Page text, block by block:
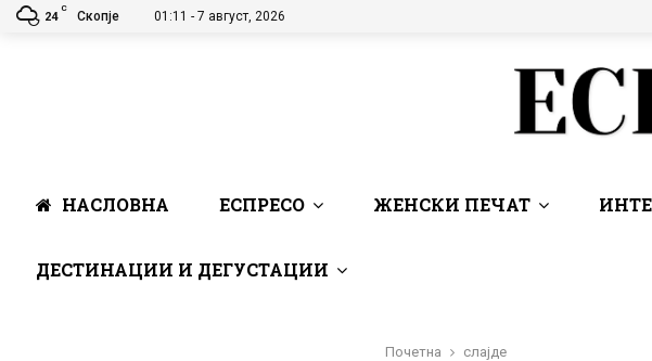
24
C
Скопје 01:11 - 7 август, 2026
НАСЛОВНА ЕСПРЕСО ЖЕНСКИ ПЕЧАТ
ДЕСТИНАЦИИ И ДЕГУСТАЦИИ
Почетна слајде